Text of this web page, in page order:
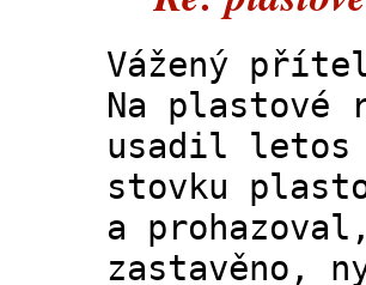
Vážený
Na plastové
usadil
stovku
a
zastavěno,